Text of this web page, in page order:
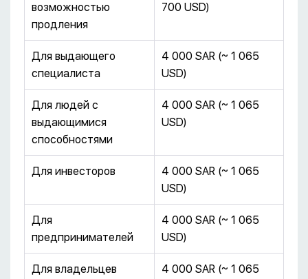
возможностью
продления
700 USD)
Для выдающего
специалиста
4 000 SAR (~ 1 065
USD)
Для людей с
выдающимися
способностями
4 000 SAR (~ 1 065
USD)
Для инвесторов
4 000 SAR (~ 1 065
USD)
Для
предпринимателей
4 000 SAR (~ 1 065
USD)
Для владельцев
4 000 SAR (~ 1 065